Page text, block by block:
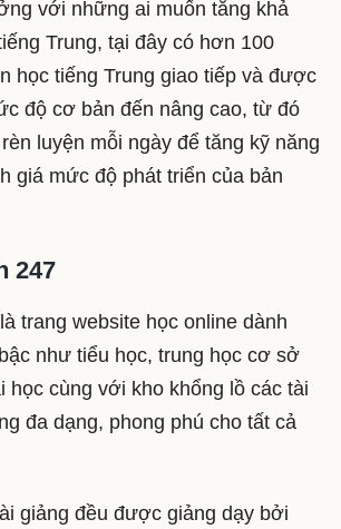
với những ai muốn tăng khả
Trung, tại đây có hơn 100
học tiếng Trung giao tiếp và được
độ cơ bản đến nâng cao, từ đó
luyện mỗi ngày để tăng kỹ năng
giá mức độ phát triển của bản
247
trang website học online dành
như tiểu học, trung học cơ sở
học cùng với kho khổng lồ các tài
đa dạng, phong phú cho tất cả
giảng đều được giảng dạy bởi